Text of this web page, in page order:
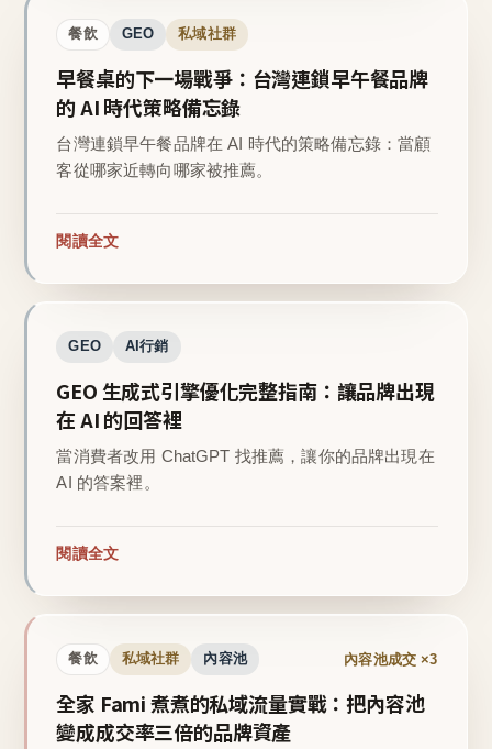
餐飲 GEO 私域社群
早餐桌的下一場戰爭：台灣連鎖早午餐品牌
的 AI 時代策略備忘錄
台灣連鎖早午餐品牌在 AI 時代的策略備忘錄：當顧
客從哪家近轉向哪家被推薦。
閱讀全文
GEO AI行銷
GEO 生成式引擎優化完整指南：讓品牌出現
在 AI 的回答裡
當消費者改用 ChatGPT 找推薦，讓你的品牌出現在
AI 的答案裡。
閱讀全文
餐飲 私域社群 內容池 內容池成交 ×3
全家 Fami 煮煮的私域流量實戰：把內容池
變成成交率三倍的品牌資產